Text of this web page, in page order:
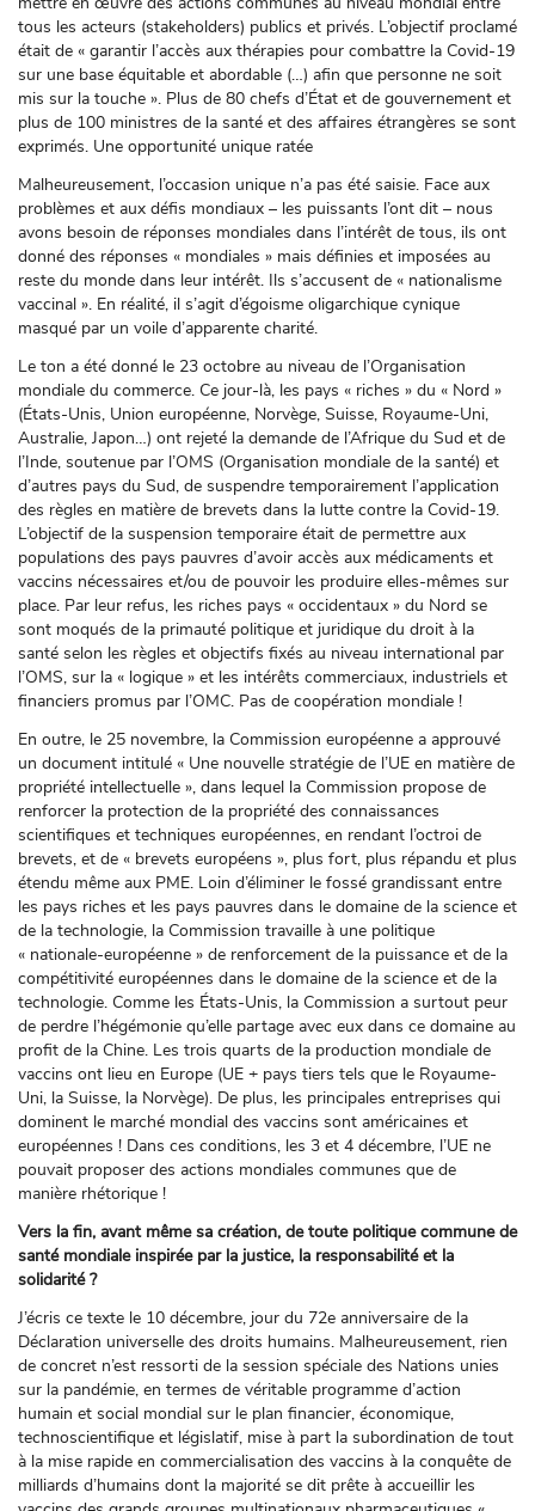
tous les acteurs (stakeholders) publics et privés. L’objectif proclamé
était de « garantir l’accès aux thérapies pour combattre la Covid-19
sur une base équitable et abordable (…) afin que personne ne soit
mis sur la touche ». Plus de 80 chefs d’État et de gouvernement et
plus de 100 ministres de la santé et des affaires étrangères se sont
exprimés. Une opportunité unique ratée
Malheureusement, l’occasion unique n’a pas été saisie. Face aux
problèmes et aux défis mondiaux – les puissants l’ont dit – nous
avons besoin de réponses mondiales dans l’intérêt de tous, ils ont
donné des réponses « mondiales » mais définies et imposées au
reste du monde dans leur intérêt. Ils s’accusent de « nationalisme
vaccinal ». En réalité, il s’agit d’égoisme oligarchique cynique
masqué par un voile d’apparente charité.
Le ton a été donné le 23 octobre au niveau de l’Organisation
mondiale du commerce. Ce jour-là, les pays « riches » du « Nord »
(États-Unis, Union européenne, Norvège, Suisse, Royaume-Uni,
Australie, Japon…) ont rejeté la demande de l’Afrique du Sud et de
l’Inde, soutenue par l’OMS (Organisation mondiale de la santé) et
d’autres pays du Sud, de suspendre temporairement l’application
des règles en matière de brevets dans la lutte contre la Covid-19.
L’objectif de la suspension temporaire était de permettre aux
populations des pays pauvres d’avoir accès aux médicaments et
vaccins nécessaires et/ou de pouvoir les produire elles-mêmes sur
place. Par leur refus, les riches pays « occidentaux » du Nord se
sont moqués de la primauté politique et juridique du droit à la
santé selon les règles et objectifs fixés au niveau international par
l’OMS, sur la « logique » et les intérêts commerciaux, industriels et
financiers promus par l’OMC. Pas de coopération mondiale !
En outre, le 25 novembre, la Commission européenne a approuvé
un document intitulé « Une nouvelle stratégie de l’UE en matière de
propriété intellectuelle », dans lequel la Commission propose de
renforcer la protection de la propriété des connaissances
scientifiques et techniques européennes, en rendant l’octroi de
brevets, et de « brevets européens », plus fort, plus répandu et plus
étendu même aux PME. Loin d’éliminer le fossé grandissant entre
les pays riches et les pays pauvres dans le domaine de la science et
de la technologie, la Commission travaille à une politique
« nationale-européenne » de renforcement de la puissance et de la
compétitivité européennes dans le domaine de la science et de la
technologie. Comme les États-Unis, la Commission a surtout peur
de perdre l’hégémonie qu’elle partage avec eux dans ce domaine au
profit de la Chine. Les trois quarts de la production mondiale de
vaccins ont lieu en Europe (UE + pays tiers tels que le Royaume-
Uni, la Suisse, la Norvège). De plus, les principales entreprises qui
dominent le marché mondial des vaccins sont américaines et
européennes ! Dans ces conditions, les 3 et 4 décembre, l’UE ne
pouvait proposer des actions mondiales communes que de
manière rhétorique !
Vers la fin, avant même sa création, de toute politique commune de
santé mondiale inspirée par la justice, la responsabilité et la
solidarité ?
J’écris ce texte le 10 décembre, jour du 72e anniversaire de la
Déclaration universelle des droits humains. Malheureusement, rien
de concret n’est ressorti de la session spéciale des Nations unies
sur la pandémie, en termes de véritable programme d’action
humain et social mondial sur le plan financier, économique,
technoscientifique et législatif, mise à part la subordination de tout
à la mise rapide en commercialisation des vaccins à la conquête de
milliards d’humains dont la majorité se dit prête à accueillir les